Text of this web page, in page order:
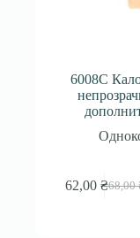
6008C
68,00
62,00 ₴